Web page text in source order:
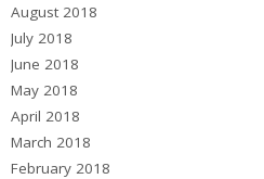
August 2018
July 2018
June 2018
May 2018
April 2018
March 2018
February 2018